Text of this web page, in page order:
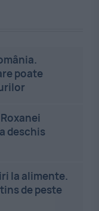
poate
deschis
la alimente.
de peste